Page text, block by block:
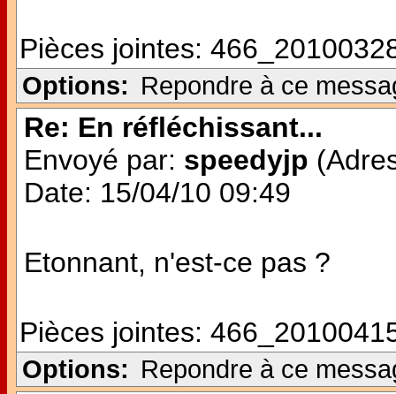
Pièces jointes:
Options: Repondre à ce
Re: En réfléchissant...
Envoyé par: speedyjp
Date: 15/04/10 09:49
Etonnant, n'est-ce pas ?
Pièces jointes:
Options: Repondre à ce